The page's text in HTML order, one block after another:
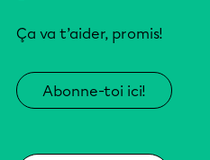
Ça va t’aider, promis!
Abonne-toi ici!